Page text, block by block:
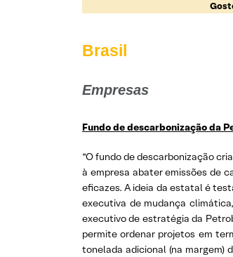
Brasil
Empresas
Fundo de descarbonização da
“O fundo de descarbonização
à empresa abater emissões de
eficazes. A ideia da estatal é
executiva de mudança
executivo de estratégia da
permite ordenar projetos em
tonelada adicional (na margem)